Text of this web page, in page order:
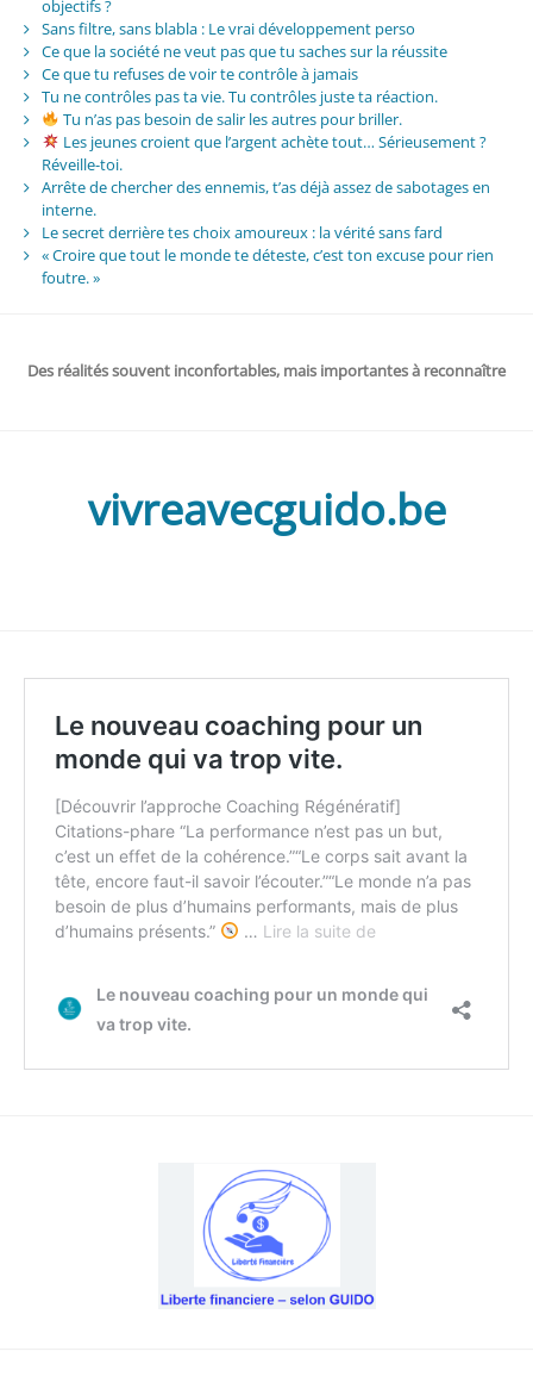
objectifs ?
Sans filtre, sans blabla : Le vrai développement perso
Ce que la société ne veut pas que tu saches sur la réussite
Ce que tu refuses de voir te contrôle à jamais
Tu ne contrôles pas ta vie. Tu contrôles juste ta réaction.
Tu n’as pas besoin de salir les autres pour briller.
Les jeunes croient que l’argent achète tout… Sérieusement ?
Réveille-toi.
Arrête de chercher des ennemis, t’as déjà assez de sabotages en
interne.
Le secret derrière tes choix amoureux : la vérité sans fard
« Croire que tout le monde te déteste, c’est ton excuse pour rien
foutre. »
Des réalités souvent inconfortables, mais importantes à reconnaître
vivreavecguido.be